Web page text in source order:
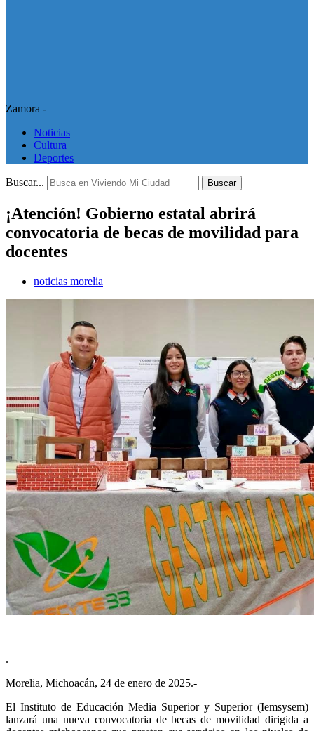
Zamora -
Noticias
Cultura
Deportes
Buscar... Buscar
¡Atención! Gobierno estatal abrirá
convocatoria de becas de movilidad para
docentes
noticias morelia
.
Morelia, Michoacán, 24 de enero de 2025.-
El Instituto de Educación Media Superior y Superior (Iemsysem)
lanzará una nueva convocatoria de becas de movilidad dirigida a